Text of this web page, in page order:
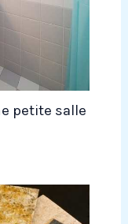
petite salle